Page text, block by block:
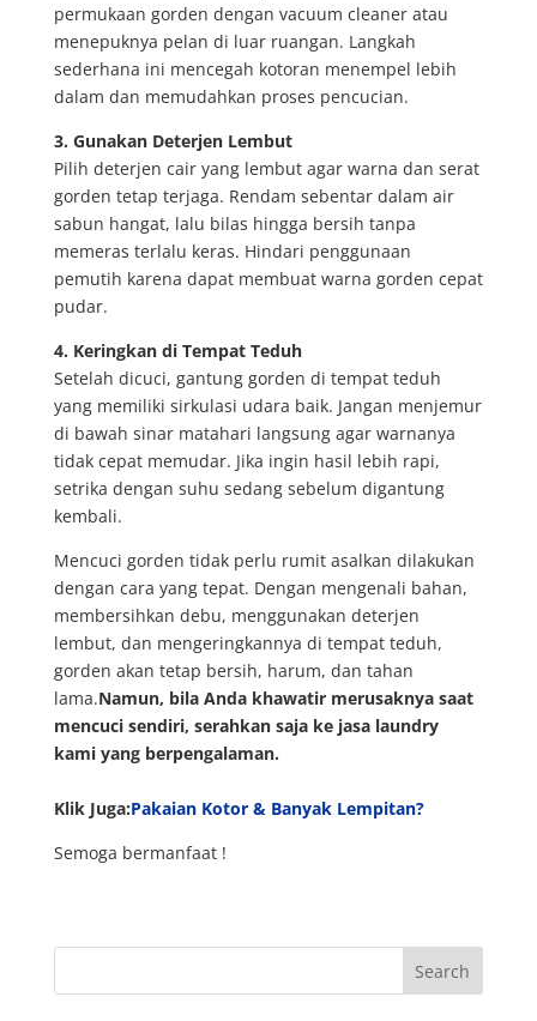
permukaan gorden dengan vacuum cleaner atau
menepuknya pelan di luar ruangan. Langkah
sederhana ini mencegah kotoran menempel lebih
dalam dan memudahkan proses pencucian.
3. Gunakan Deterjen Lembut
Pilih deterjen cair yang lembut agar warna dan serat
gorden tetap terjaga. Rendam sebentar dalam air
sabun hangat, lalu bilas hingga bersih tanpa
memeras terlalu keras. Hindari penggunaan
pemutih karena dapat membuat warna gorden cepat
pudar.
4. Keringkan di Tempat Teduh
Setelah dicuci, gantung gorden di tempat teduh
yang memiliki sirkulasi udara baik. Jangan menjemur
di bawah sinar matahari langsung agar warnanya
tidak cepat memudar. Jika ingin hasil lebih rapi,
setrika dengan suhu sedang sebelum digantung
kembali.
Mencuci gorden tidak perlu rumit asalkan dilakukan
dengan cara yang tepat. Dengan mengenali bahan,
membersihkan debu, menggunakan deterjen
lembut, dan mengeringkannya di tempat teduh,
gorden akan tetap bersih, harum, dan tahan
lama.Namun, bila Anda khawatir merusaknya saat
mencuci sendiri, serahkan saja ke jasa laundry
kami yang berpengalaman.
Klik Juga:Pakaian Kotor & Banyak Lempitan?
Semoga bermanfaat !
Search